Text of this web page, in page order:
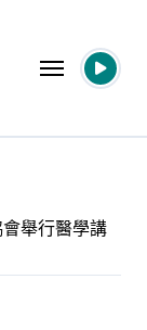
舉行醫學講